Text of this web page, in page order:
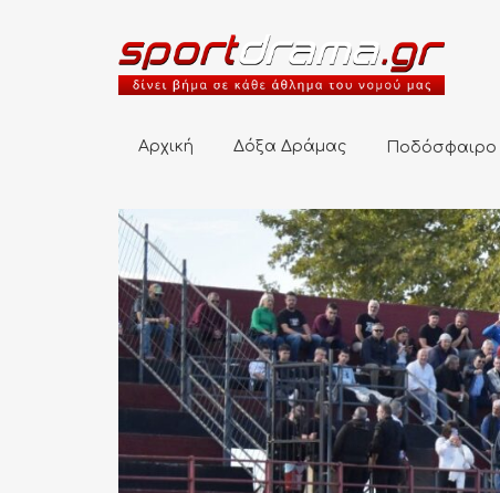
Αρχική Δόξα Δράμας Ποδόσφαιρο